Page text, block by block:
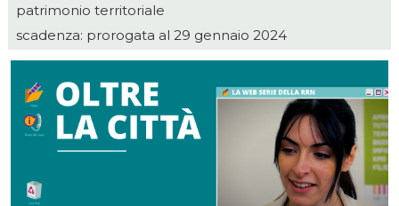
patrimonio territoriale
scadenza: prorogata al 29 gennaio 2024